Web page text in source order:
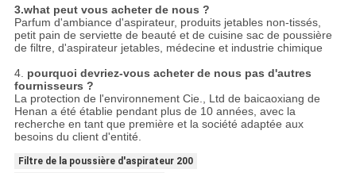
3.what peut vous acheter de nous ?
Parfum d'ambiance d'aspirateur, produits jetables non-tissés,
petit pain de serviette de beauté et de cuisine sac de poussière
de filtre, d'aspirateur jetables, médecine et industrie chimique
4. pourquoi devriez-vous acheter de nous pas d'autres
fournisseurs ?
La protection de l'environnement Cie., Ltd de baicaoxiang de
Henan a été établie pendant plus de 10 années, avec la
recherche en tant que première et la société adaptée aux
besoins du client d'entité.
Filtre de la poussière d'aspirateur 200